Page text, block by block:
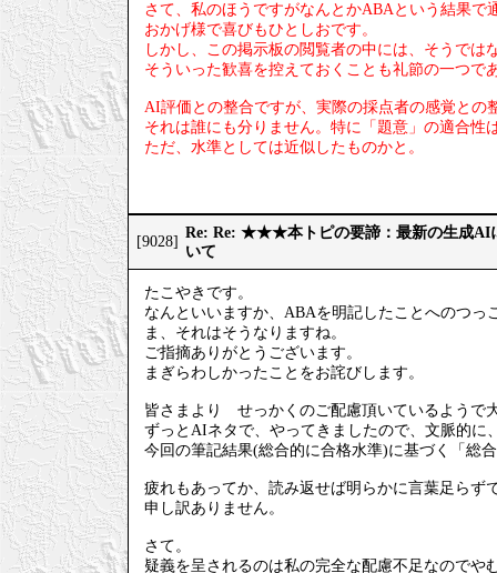
さて、私のほうですがなんとかABAという結果で
おかげ様で喜びもひとしおです。
しかし、この掲示板の閲覧者の中には、そうでは
そういった歓喜を控えておくことも礼節の一つで
AI評価との整合ですが、実際の採点者の感覚との
それは誰にも分りません。特に「題意」の適合性
ただ、水準としては近似したものかと。
[9028]
Re: Re: ★★★本トピの要諦：最新の生成AI
いて
たこやきです。
なんといいますか、ABAを明記したことへのつっ
ま、それはそうなりますね。
ご指摘ありがとうございます。
まぎらわしかったことをお詫びします。
皆さまより せっかくのご配慮頂いているよう
ずっとAIネタで、やってきましたので、文脈的に
今回の筆記結果(総合的に合格水準)に基づく「総
疲れもあってか、読み返せば明らかに言葉足らず
申し訳ありません。
さて。
疑義を呈されるのは私の完全な配慮不足なのでや